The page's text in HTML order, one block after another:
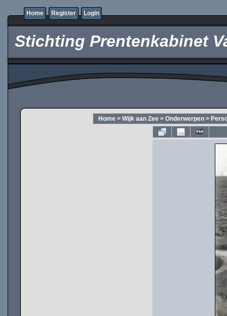
Home Register Login
Stichting Prentenkabinet
Home > Wijk aan Zee > Onderwerpen >